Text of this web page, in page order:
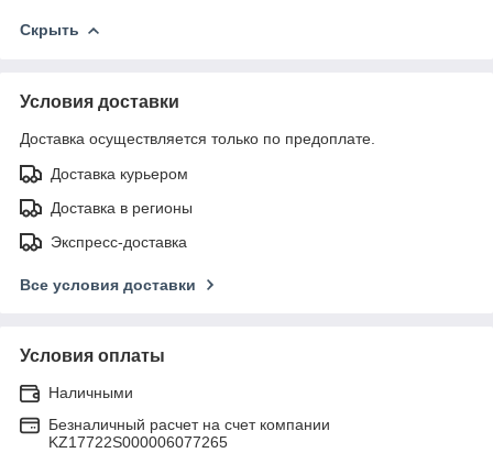
Скрыть
Условия доставки
Доставка осуществляется только по предоплате.
Доставка курьером
Доставка в регионы
Экспресс-доставка
Все условия доставки
Условия оплаты
Наличными
Безналичный расчет на счет компании
KZ17722S000006077265